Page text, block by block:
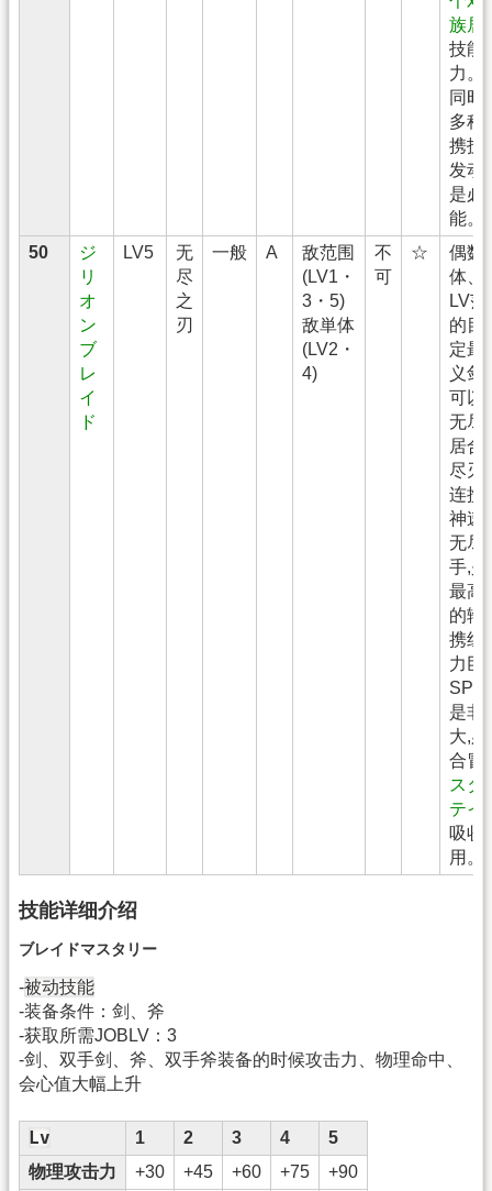
族居
技能
力。
同时
多种
携技
发动
是必
能。
50
ジ
リ
オ
ン
ブ
レ
イ
ド
LV5
无
尽
之
刃
一般 A
敌范围
(LV1・
3・5)
敌単体
(LV2・
4)
不
可
☆
偶数
体、
LV
的目
定最
义剑
可以
无
居
尽刃
连携
神
无尽
手,
最高
的输
携组
力巨
SP
是非
大,
合冒
スタ
テイ
吸收
用。
技能详细介绍
ブレイドマスタリー
-被动技能
-装备条件：剑、斧
-获取所需JOBLV：3
-剑、双手剑、斧、双手斧装备的时候攻击力、物理命中、
会心值大幅上升
Lv 1 2 3 4
5
物理攻击力
+30 +45 +60 +75 +90